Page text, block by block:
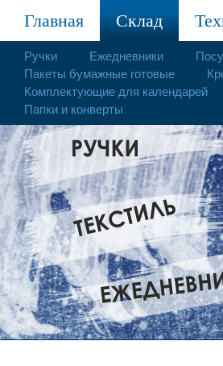
Главная Склад
Ручки Ежедневники
Пакеты бумажные готовые
Комплектующие для календарей
Папки и конверты